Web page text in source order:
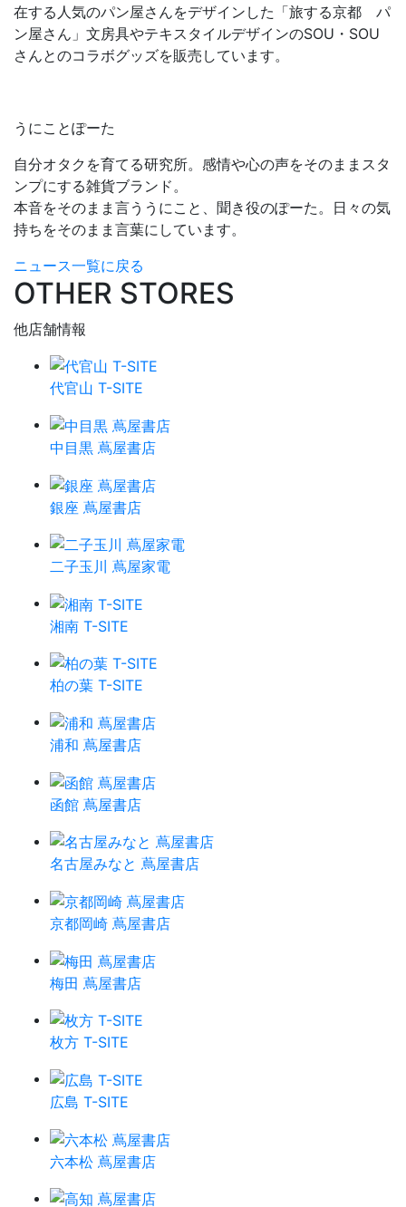
在する人気のパン屋さんをデザインした「旅する京都 パ
ン屋さん」文房具やテキスタイルデザインのSOU・SOU
さんとのコラボグッズを販売しています。
うにことぽーた
自分オタクを育てる研究所。感情や心の声をそのままスタ
ンプにする雑貨ブランド。
本音をそのまま言ううにこと、聞き役のぽーた。日々の気
持ちをそのまま言葉にしています。
ニュース一覧に戻る
OTHER STORES
他店舗情報
代官山 T-SITE
中目黒 蔦屋書店
銀座 蔦屋書店
二子玉川 蔦屋家電
湘南 T-SITE
柏の葉 T-SITE
浦和 蔦屋書店
函館 蔦屋書店
名古屋みなと 蔦屋書店
京都岡崎 蔦屋書店
梅田 蔦屋書店
枚方 T-SITE
広島 T-SITE
六本松 蔦屋書店